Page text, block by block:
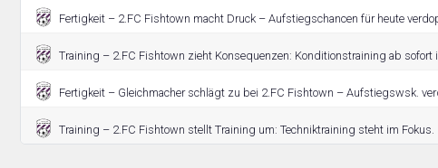
Fertigkeit – 2.FC Fishtown macht Druck – Aufstiegschancen für heute
Training – 2.FC Fishtown zieht Konsequenzen: Konditionstraining ab sofort
Fertigkeit – Gleichmacher schlägt zu bei 2.FC Fishtown – Aufstiegswsk.
Training – 2.FC Fishtown stellt Training um: Techniktraining steht im Fokus.